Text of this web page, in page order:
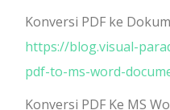
Konversi PDF ke
https://blog.visual-
pdf-to-ms-word-
Konversi PDF Ke MS